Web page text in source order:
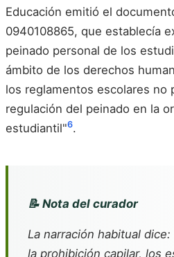
Educación emitió el
0940108865, que establecía
peinado personal de los
ámbito de los derechos
los reglamentos escolares no
regulación del peinado en la
estudiantil"6.
📝 Nota del curador
La narración habitual
la prohibición capilar, los